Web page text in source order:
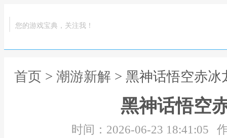
您的游戏宝典，关注我！
首页 > 潮游新解 > 黑神话悟空赤冰
黑神话悟空
时间：2026-06-23 18:41:05